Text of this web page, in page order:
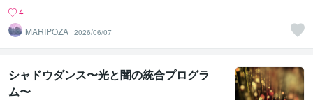
4
MARIPOZA 2026/06/07
シャドウダンス〜光と闇の統合プログラ
ム〜